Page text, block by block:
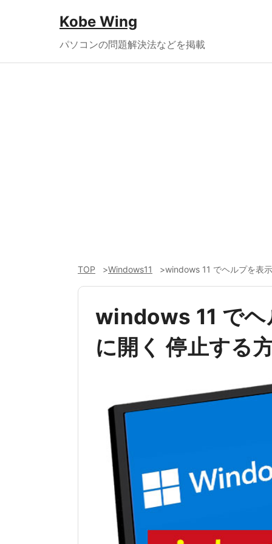
Kobe Wing
パソコンの問題解決法などを掲載
TOP Windows11 windows 11 でヘルプを表
windows 11 でヘ
に開く 停止する